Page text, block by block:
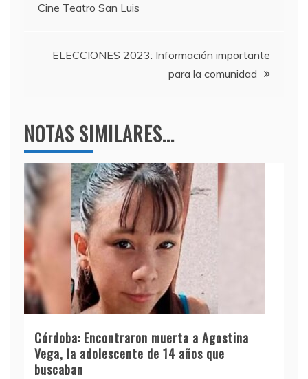
o
k
m
de
entradas
Cine Teatro San Luis
ELECCIONES 2023: Información importante
para la comunidad
NOTAS SIMILARES...
Córdoba: Encontraron muerta a Agostina
Vega, la adolescente de 14 años que
buscaban